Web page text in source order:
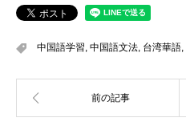
中国語学習 中国語文法 台湾華語